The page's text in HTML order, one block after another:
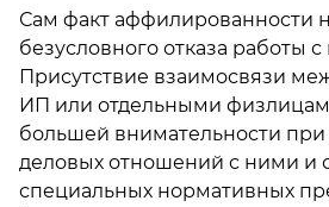
Сам факт аффилированности
безусловного отказа работы
Присутствие взаимосвязи
ИП или отдельными
большей внимательности
деловых отношений с ними и
специальных нормативных